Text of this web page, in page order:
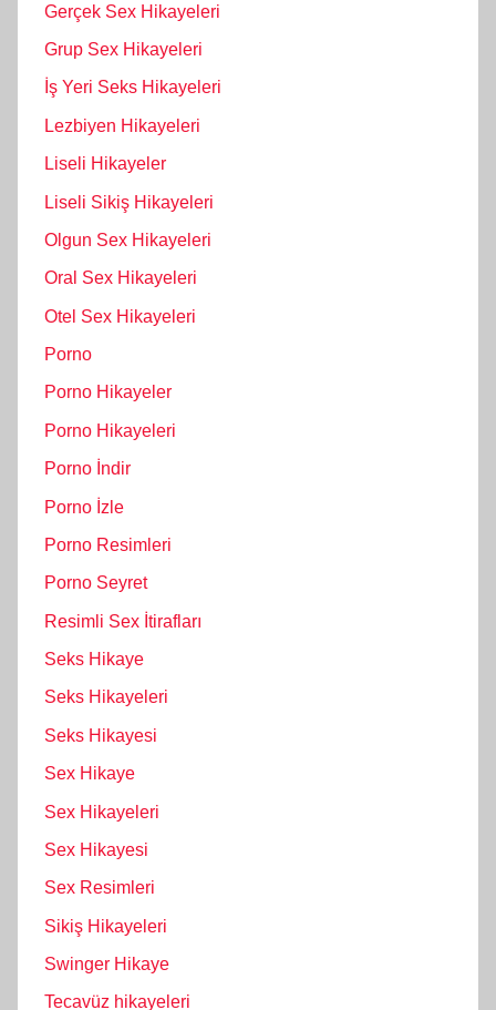
Gerçek Sex Hikayeleri
Grup Sex Hikayeleri
İş Yeri Seks Hikayeleri
Lezbiyen Hikayeleri
Liseli Hikayeler
Liseli Sikiş Hikayeleri
Olgun Sex Hikayeleri
Oral Sex Hikayeleri
Otel Sex Hikayeleri
Porno
Porno Hikayeler
Porno Hikayeleri
Porno İndir
Porno İzle
Porno Resimleri
Porno Seyret
Resimli Sex İtirafları
Seks Hikaye
Seks Hikayeleri
Seks Hikayesi
Sex Hikaye
Sex Hikayeleri
Sex Hikayesi
Sex Resimleri
Sikiş Hikayeleri
Swinger Hikaye
Tecavüz hikayeleri